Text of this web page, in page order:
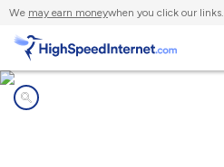
We may earn moneywhen you click our links.